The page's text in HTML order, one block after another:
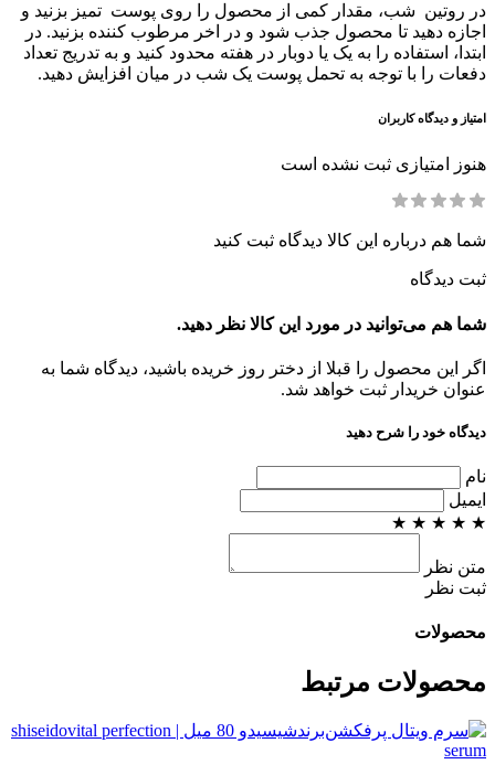
در روتین شب، مقدار کمی از محصول را روی پوست تمیز بزنید و
اجازه دهید تا محصول جذب شود و در اخر مرطوب کننده بزنید. در
ابتدا، استفاده را به یک یا دوبار در هفته محدود کنید و به تدریج تعداد
دفعات را با توجه به تحمل پوست یک شب در میان افزایش دهید.
امتیاز و دیدگاه کاربران
هنوز امتیازی ثبت نشده است
شما هم درباره این کالا دیدگاه ثبت کنید
ثبت دیدگاه
شما هم می‌توانید در مورد این کالا نظر دهید.
اگر این محصول را قبلا از دختر روز خریده باشید، دیدگاه شما به
عنوان خریدار ثبت خواهد شد.
دیدگاه خود را شرح دهید
نام
ایمیل
★
★
★
★
★
متن نظر
ثبت نظر
محصولات
محصولات مرتبط